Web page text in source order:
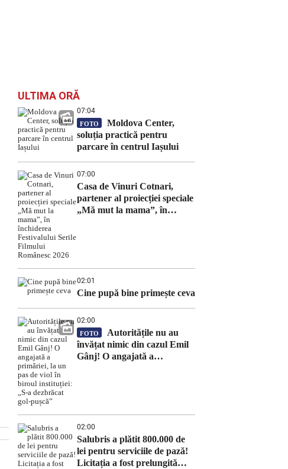
ULTIMA ORĂ
07:04
FOTO
Moldova Center,
soluția practică pentru
parcare în centrul Iașului
07:00
Casa de Vinuri Cotnari,
partener al proiecției speciale
„Mă mut la mama”, în
02:01
Cine pupă bine primește ceva
02:00
FOTO
Autoritățile nu au
învățat nimic din cazul Emil
Gânj! O angajată a
02:00
Salubris a plătit 800.000 de
lei pentru serviciile de pază!
Licitația a fost prelungită